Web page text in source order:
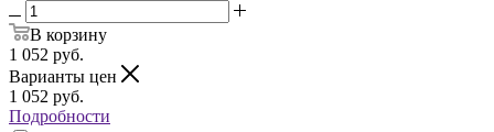
В корзину
1 052 руб.
Варианты цен
1 052 руб.
Подробности